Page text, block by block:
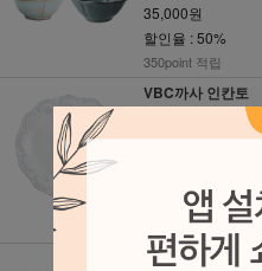
35,000원
할인율 : 50%
350point 적립
VBC까사 인칸토
디너 접시 레이스
할인율 : 50%
470point 적립
1+1 VBC까사 인